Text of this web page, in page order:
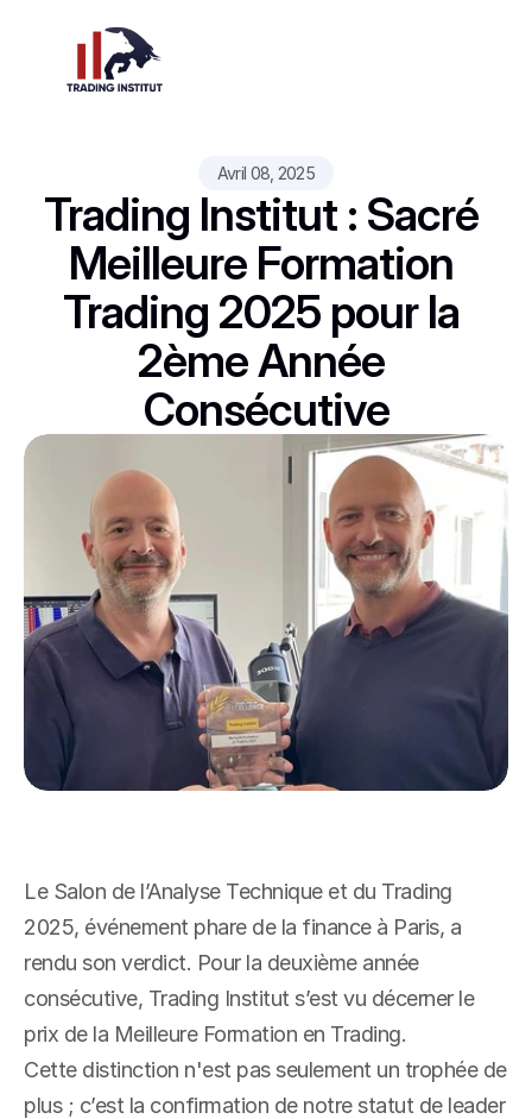
Avril 08, 2025
Trading Institut : Sacré
Meilleure Formation
Trading 2025 pour la
2ème Année
Consécutive
Le Salon de l’Analyse Technique et du Trading
2025, événement phare de la finance à Paris, a
rendu son verdict. Pour la deuxième année
consécutive, Trading Institut s’est vu décerner le
prix de la Meilleure Formation en Trading.
Cette distinction n'est pas seulement un trophée de
plus ; c’est la confirmation de notre statut de leader